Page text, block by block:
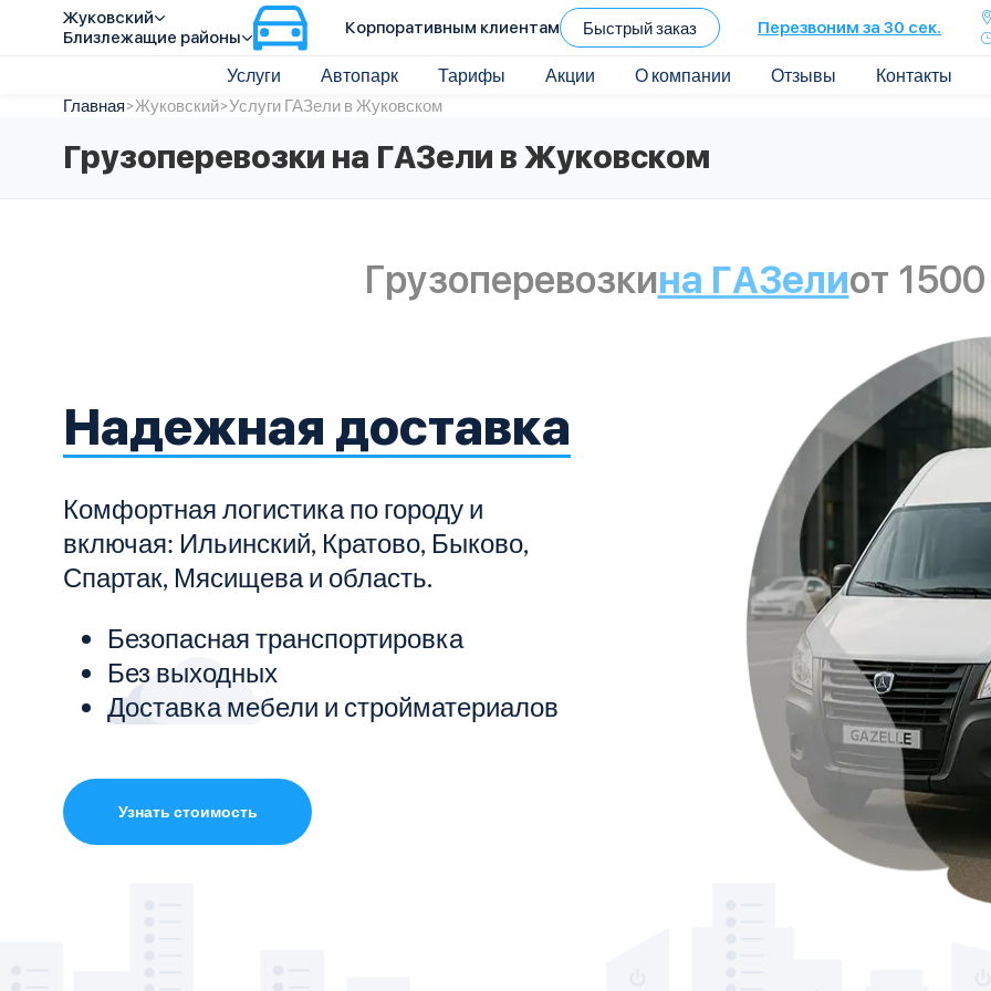
Жуковский
Близлежащие районы
Корпоративным клиентам Быстрый заказ Перезвоним за 30 сек.
Услуги
Показать все услуги
Автопарк Тарифы Акции О компании Отзывы Контакты
Главная>Жуковский>Услуги ГАЗели в Жуковском
Грузоперевозки на ГАЗели в Жуковском
Грузоперевозкина ГАЗелиот
Надежная доставка
Комфортная логистика по городу и
включая: Ильинский, Кратово, Быково,
Спартак, Мясищева и область.
Безопасная транспортировка
Без выходных
Доставка мебели и стройматериалов
Узнать стоимость